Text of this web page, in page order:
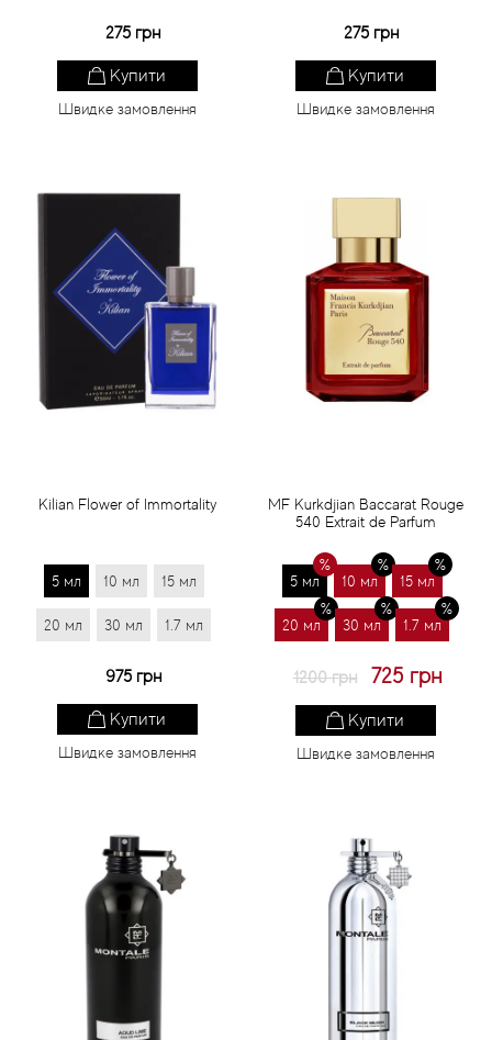
275 грн
Купити
Швидке замовлення
275 грн
Купити
Швидке замовлення
Kilian Flower of Immortality
5 мл 10 мл 15 мл
20 мл 30 мл 1.7 мл
975 грн
Купити
Швидке замовлення
MF Kurkdjian Baccarat Rouge
540 Extrait de Parfum
5 мл 10 мл 15 мл
20 мл 30 мл 1.7 мл
1200 грн 725 грн
Купити
Швидке замовлення